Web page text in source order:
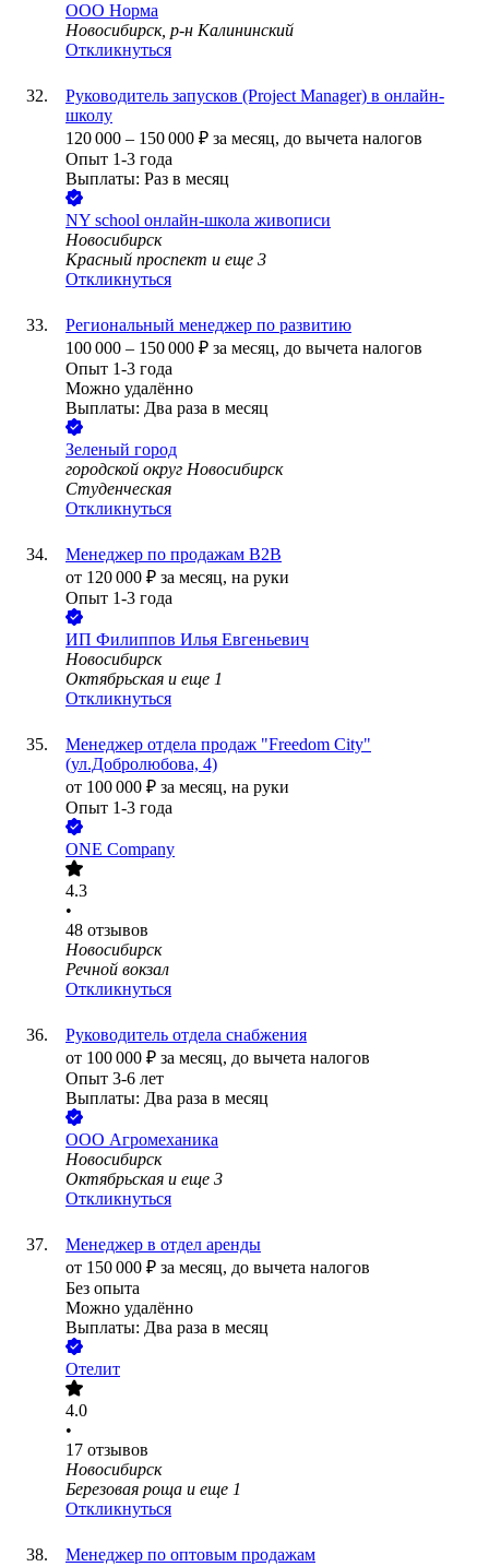
ООО Норма
Новосибирск, р-н Калининский
Откликнуться
Руководитель запусков (Project Manager) в онлайн-
школу
120 000 – 150 000 ₽ за месяц, до вычета налогов
Опыт 1-3 года
Выплаты: Раз в месяц
NY school онлайн-школа живописи
Новосибирск
Красный проспект и еще 3
Откликнуться
Региональный менеджер по развитию
100 000 – 150 000 ₽ за месяц, до вычета налогов
Опыт 1-3 года
Можно удалённо
Выплаты: Два раза в месяц
Зеленый город
городской округ Новосибирск
Студенческая
Откликнуться
Менеджер по продажам B2B
от 120 000 ₽ за месяц, на руки
Опыт 1-3 года
ИП Филиппов Илья Евгеньевич
Новосибирск
Октябрьская и еще 1
Откликнуться
Менеджер отдела продаж "Freedom City"
(ул.Добролюбова, 4)
от 100 000 ₽ за месяц, на руки
Опыт 1-3 года
ONE Company
4.3
•
48 отзывов
Новосибирск
Речной вокзал
Откликнуться
Руководитель отдела снабжения
от 100 000 ₽ за месяц, до вычета налогов
Опыт 3-6 лет
Выплаты: Два раза в месяц
ООО Агромеханика
Новосибирск
Октябрьская и еще 3
Откликнуться
Менеджер в отдел аренды
от 150 000 ₽ за месяц, до вычета налогов
Без опыта
Можно удалённо
Выплаты: Два раза в месяц
Отелит
4.0
•
17 отзывов
Новосибирск
Березовая роща и еще 1
Откликнуться
Менеджер по оптовым продажам